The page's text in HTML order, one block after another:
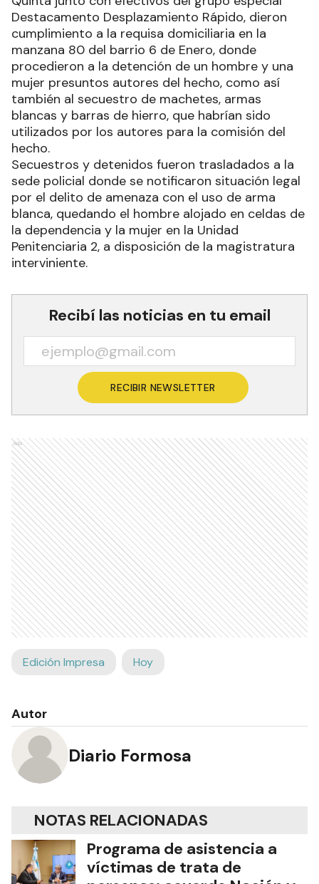
Destacamento Desplazamiento Rápido, dieron
cumplimiento a la requisa domiciliaria en la
manzana 80 del barrio 6 de Enero, donde
procedieron a la detención de un hombre y una
mujer presuntos autores del hecho, como así
también al secuestro de machetes, armas
blancas y barras de hierro, que habrían sido
utilizados por los autores para la comisión del
hecho.
Secuestros y detenidos fueron trasladados a la
sede policial donde se notificaron situación legal
por el delito de amenaza con el uso de arma
blanca, quedando el hombre alojado en celdas de
la dependencia y la mujer en la Unidad
Penitenciaria 2, a disposición de la magistratura
interviniente.
Recibí las noticias en tu email
RECIBIR NEWSLETTER
Ads
Edición Impresa Hoy
Autor
Diario Formosa
NOTAS RELACIONADAS
Programa de asistencia a
víctimas de trata de